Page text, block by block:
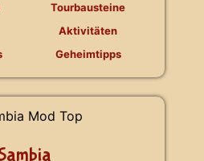
Tourbausteine
Aktivitäten
Geheimtipps